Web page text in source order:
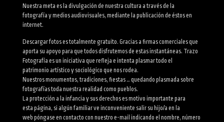
Nuestra meta es la divulgación de nuestra cultura a través de la
fotografía y medios audiovisuales, mediante la publicación de éstos en
internet.
Descargar fotos es totalmente gratuito. Gracias a firmas comerciales que
aporta su apoyo para que todos disfrutemos de estas instantáneas. Trazo
Fotografía es un iniciativa que refleja e intenta plasmar todo el
patrimonio artístico y sociológico que nos rodea.
Nuestros monumentos, tradiciones, fiestas … quedando plasmada sobre
fotografías toda nuestra realidad como pueblos.
La protección a la infancia y sus derechos es motivo importante para
esta página, si algún familiar ve inconveniente salir su hijo/a en la
web póngase en contacto con nuestro e-mail indicando el nombre, número